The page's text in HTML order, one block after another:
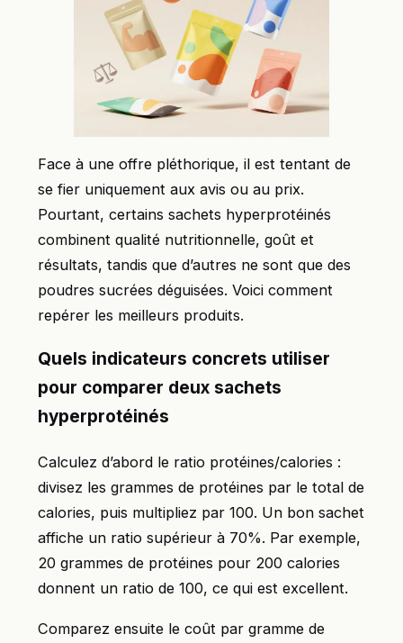
Face à une offre pléthorique, il est tentant de
se fier uniquement aux avis ou au prix.
Pourtant, certains sachets hyperprotéinés
combinent qualité nutritionnelle, goût et
résultats, tandis que d’autres ne sont que des
poudres sucrées déguisées. Voici comment
repérer les meilleurs produits.
Quels indicateurs concrets utiliser
pour comparer deux sachets
hyperprotéinés
Calculez d’abord le ratio protéines/calories :
divisez les grammes de protéines par le total de
calories, puis multipliez par 100. Un bon sachet
affiche un ratio supérieur à 70%. Par exemple,
20 grammes de protéines pour 200 calories
donnent un ratio de 100, ce qui est excellent.
Comparez ensuite le coût par gramme de